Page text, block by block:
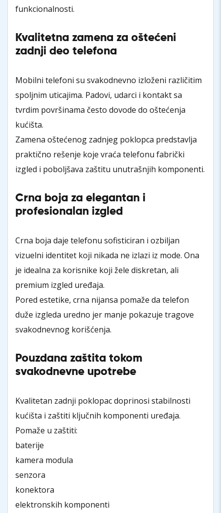
funkcionalnosti.
Kvalitetna zamena za oštećeni
zadnji deo telefona
Mobilni telefoni su svakodnevno izloženi različitim
spoljnim uticajima. Padovi, udarci i kontakt sa
tvrdim površinama često dovode do oštećenja
kućišta.
Zamena oštećenog zadnjeg poklopca predstavlja
praktično rešenje koje vraća telefonu fabrički
izgled i poboljšava zaštitu unutrašnjih komponenti.
Crna boja za elegantan i
profesionalan izgled
Crna boja daje telefonu sofisticiran i ozbiljan
vizuelni identitet koji nikada ne izlazi iz mode. Ona
je idealna za korisnike koji žele diskretan, ali
premium izgled uređaja.
Pored estetike, crna nijansa pomaže da telefon
duže izgleda uredno jer manje pokazuje tragove
svakodnevnog korišćenja.
Pouzdana zaštita tokom
svakodnevne upotrebe
Kvalitetan zadnji poklopac doprinosi stabilnosti
kućišta i zaštiti ključnih komponenti uređaja.
Pomaže u zaštiti:
baterije
kamera modula
senzora
konektora
elektronskih komponenti